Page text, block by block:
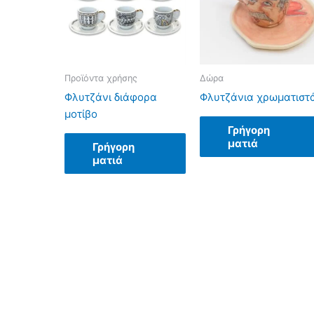
Προϊόντα χρήσης
Φλυτζάνι διάφορα
μοτίβο
Γρήγορη
ματιά
Δώρα
Φλυτζάνια
Γρήγορη
ματιά